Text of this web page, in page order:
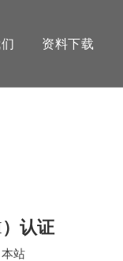
资料下载
认证
本站